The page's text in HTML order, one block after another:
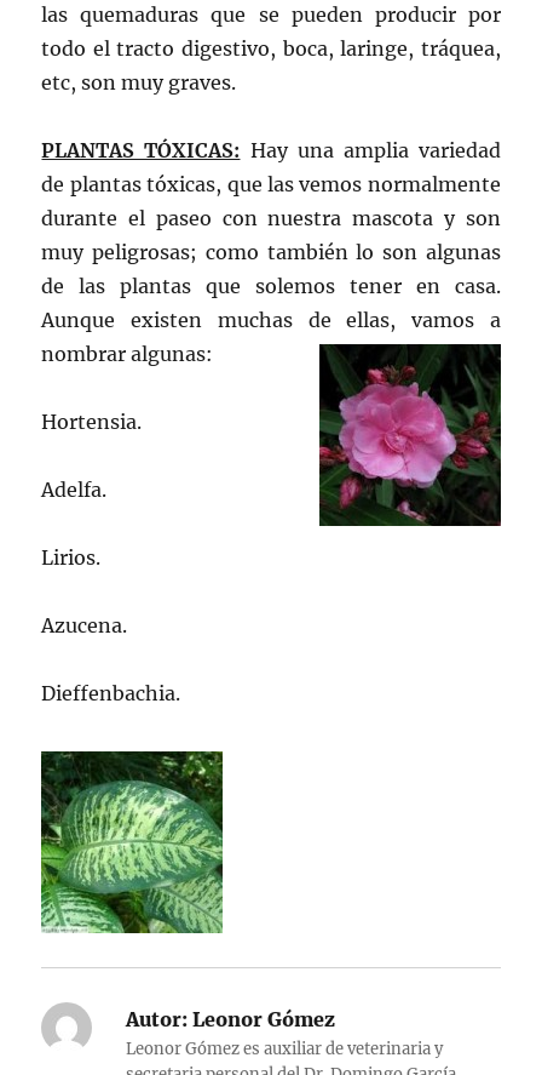
las quemaduras que se pueden producir por
todo el tracto digestivo, boca, laringe, tráquea,
etc, son muy graves.
PLANTAS TÓXICAS: Hay una amplia variedad
de plantas tóxicas, que las vemos normalmente
durante el paseo con nuestra mascota y son
muy peligrosas; como también lo son algunas
de las plantas que solemos tener en casa.
Aunque existen muchas de ellas, vamos a
nombrar algunas:
Hortensia.
Adelfa.
Lirios.
Azucena.
Dieffenbachia.
Autor: Leonor Gómez
Leonor Gómez es auxiliar de veterinaria y